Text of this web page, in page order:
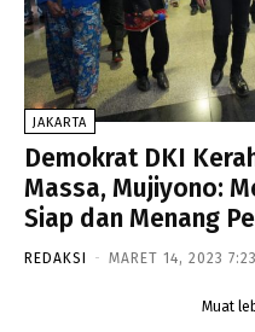
JAKARTA
Demokrat DKI
Massa, Mujiyono:
Siap dan Menang
REDAKSI - MARET 14, 2023
Muat